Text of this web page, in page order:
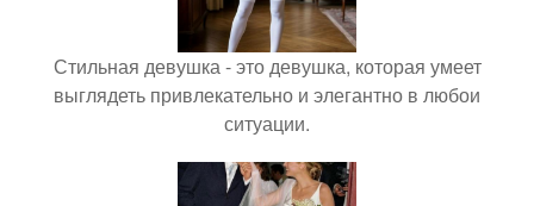
Стильная девушка - это девушка, которая умеет
выглядеть привлекательно и элегантно в любои
ситуации.